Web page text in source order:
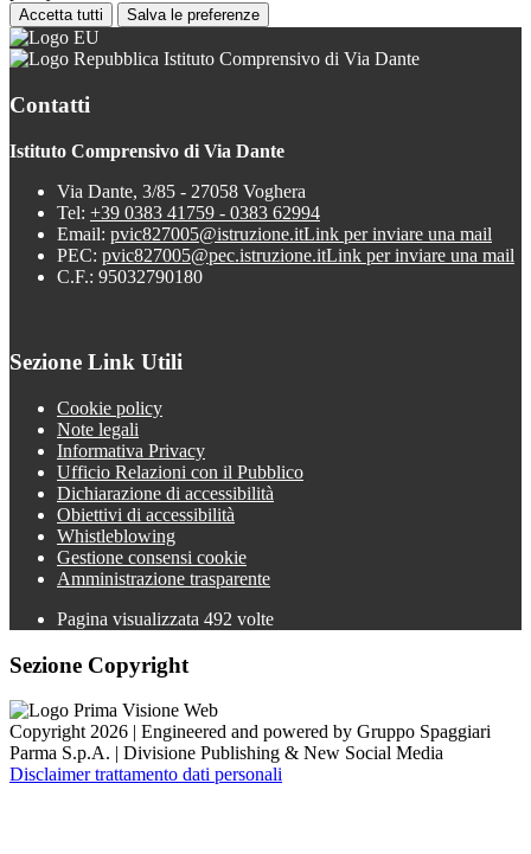
Accetta tutti Salva le preferenze
Istituto Comprensivo di Via Dante
Contatti
Istituto Comprensivo di Via Dante
Via Dante, 3/85 - 27058 Voghera
Tel: +39 0383 41759 - 0383 62994
Email: pvic827005@istruzione.itLink per inviare una mail
PEC: pvic827005@pec.istruzione.itLink per inviare una mail
C.F.: 95032790180
Sezione Link Utili
Cookie policy
Note legali
Informativa Privacy
Ufficio Relazioni con il Pubblico
Dichiarazione di accessibilità
Obiettivi di accessibilità
Whistleblowing
Gestione consensi cookie
Amministrazione trasparente
Pagina visualizzata 492 volte
Sezione Copyright
Copyright 2026 | Engineered and powered by Gruppo Spaggiari
Parma S.p.A. | Divisione Publishing & New Social Media
Disclaimer trattamento dati personali